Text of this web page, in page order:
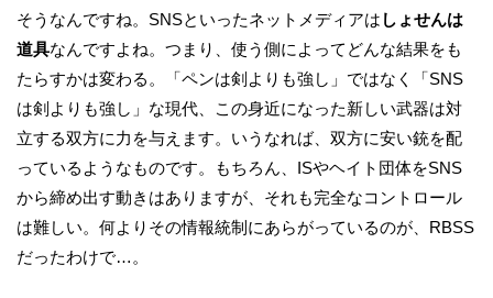
そうなんですね。SNSといったネットメディアは しょせんは
道具なんですよね。つまり、使う側によってどんな結果をも
たらすかは変わる。「ペンは剣よりも強し」ではなく「SNS
は剣よりも強し」な現代、この身近になった新しい武器は対
立する双方に力を与えます。いうなれば、双方に安い銃を配
っているようなものです。もちろん、ISやヘイト団体をSNS
から締め出す動きはありますが、それも完全なコントロール
は難しい。何よりその情報統制にあらがっているのが、RBSS
だったわけで…。